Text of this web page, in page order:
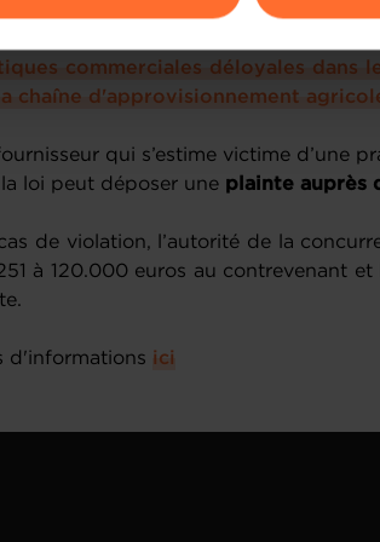
des cookieset notrePolitique de
commerciales déloyales dans
chaîne d'approvisionnement
qui s’estime victime d’une
loi peut déposer une plainte auprès
de violation, l’autorité de la
à 120.000 euros au contrevenant
d'informations ici